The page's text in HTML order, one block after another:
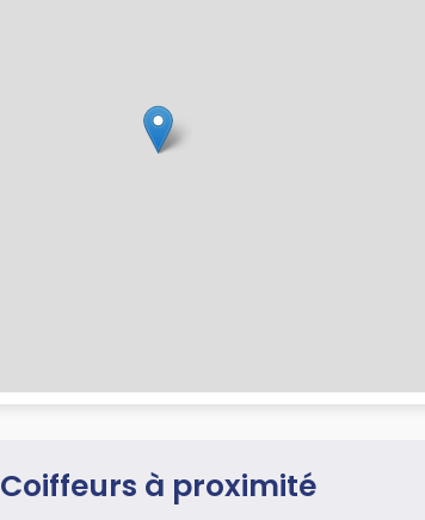
Coiffeurs à proximité